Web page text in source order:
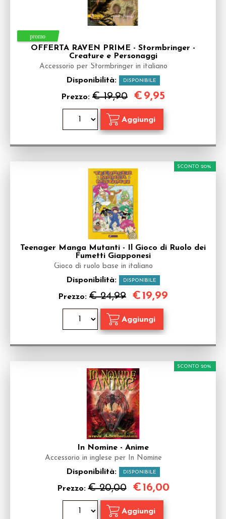
OFFERTA RAVEN PRIME - Stormbringer -
Creature e Personaggi
Accessorio per Stormbringer in italiano
Disponibilità: DISPONIBILE
Prezzo: € 19,90 € 9,95
Teenager Manga Mutanti - Il Gioco di Ruolo dei
Fumetti Giapponesi
Gioco di ruolo base in italiano
Disponibilità: DISPONIBILE
Prezzo: € 24,99
SCONTO 20%
€19,99
In Nomine - Anime
Accessorio in inglese per In Nomine
Disponibilità: DISPONIBILE
Prezzo:€ 20,00
SCONTO 20%
€16,00